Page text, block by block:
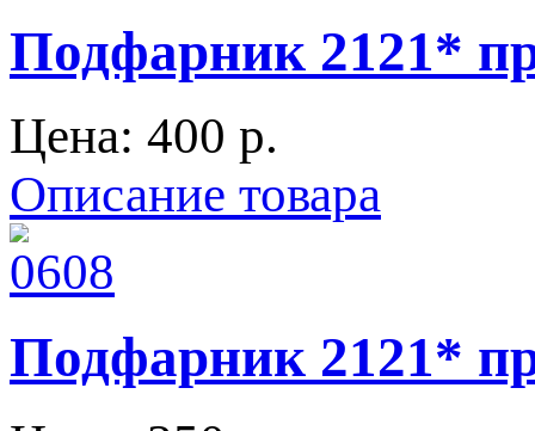
Подфарник 2121*
Цена: 400 p.
Описание товара
Подфарник 2121*